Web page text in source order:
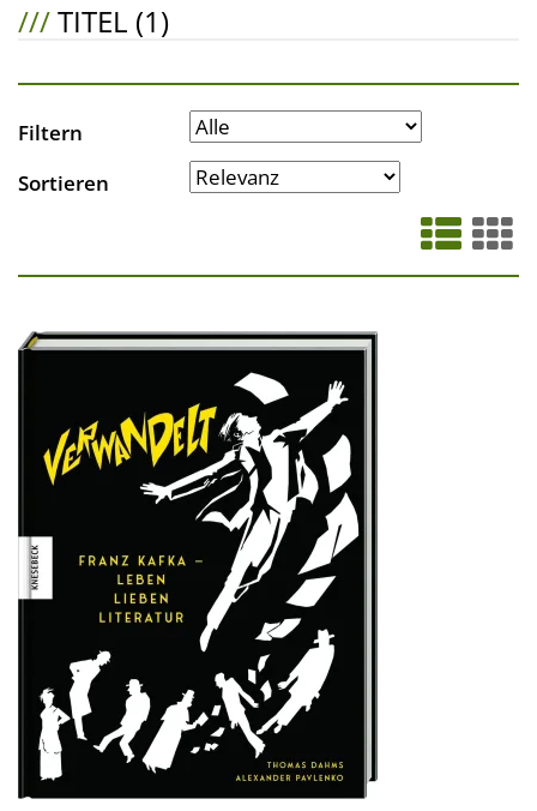
///TITEL (1)
Filtern
Sortieren